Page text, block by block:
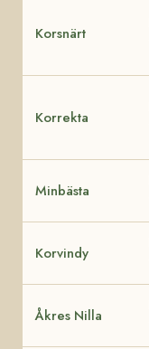
Korsnärt
Korrekta
Minbästa
Korvindy
Åkres Nilla